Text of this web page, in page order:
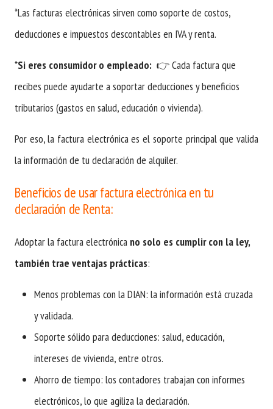
*Las facturas electrónicas sirven como soporte de costos,
deducciones e impuestos descontables en IVA y renta.
*Si eres consumidor o empleado: 👉 Cada factura que
recibes puede ayudarte a soportar deducciones y beneficios
tributarios (gastos en salud, educación o vivienda).
Por eso, la factura electrónica es el soporte principal que valida
la información de tu declaración de alquiler.
Beneficios de usar factura electrónica en tu
declaración de Renta:
Adoptar la factura electrónica no solo es cumplir con la ley,
también trae ventajas prácticas:
Menos problemas con la DIAN: la información está cruzada
y validada.
Soporte sólido para deducciones: salud, educación,
intereses de vivienda, entre otros.
Ahorro de tiempo: los contadores trabajan con informes
electrónicos, lo que agiliza la declaración.